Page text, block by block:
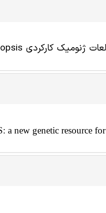
a new genetic resource